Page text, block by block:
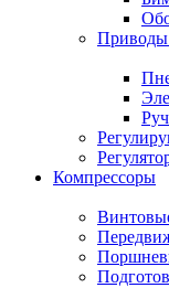
Приводы
Компрессоры